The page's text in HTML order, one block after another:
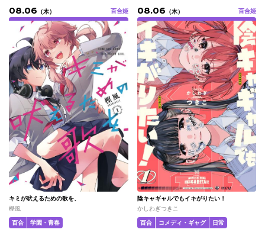
08.06 （木） 百合姫
キミが吠えるための歌を、
樫風
百合 学園・青春
08.06 （木） 百合姫
陰キャギャルでもイキがりたい！
かしわぎつきこ
百合 コメディ・ギャグ 日常